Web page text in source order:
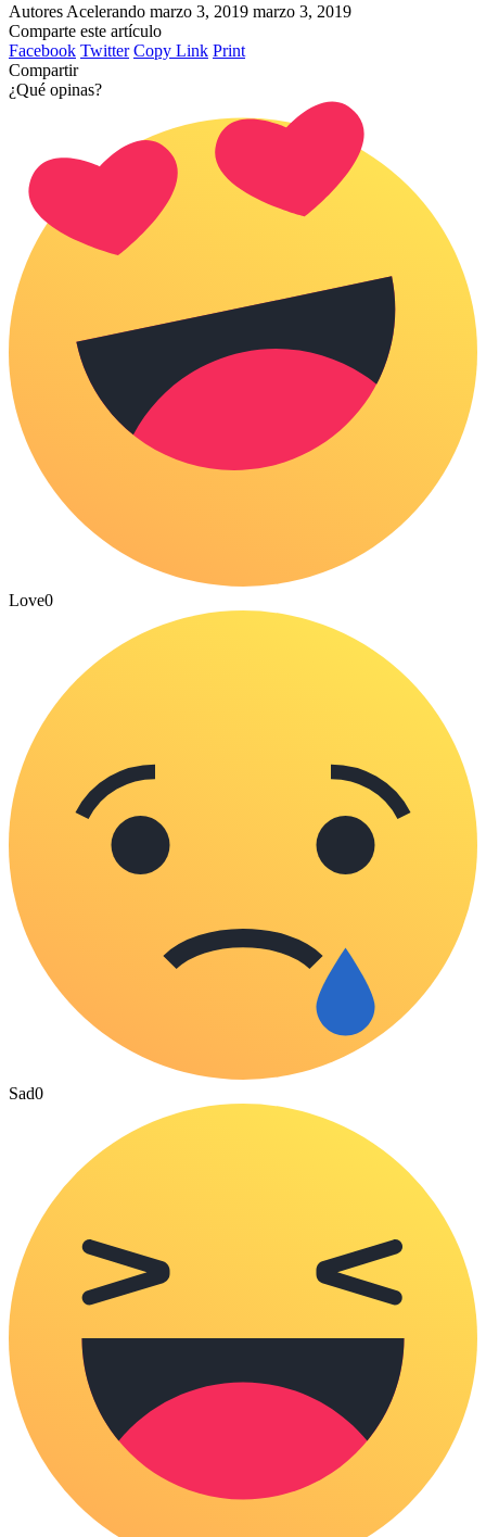
Autores Acelerando marzo 3, 2019 marzo 3, 2019
Comparte este artículo
Facebook Twitter Copy Link Print
Compartir
¿Qué opinas?
Love0
Sad0